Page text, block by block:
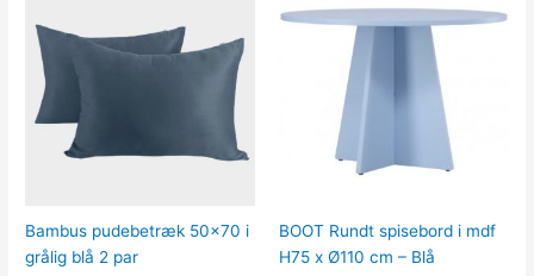
Bambus pudebetræk 50×70 i
grålig blå 2 par
BOOT Rundt spisebord i mdf
H75 x Ø110 cm – Blå